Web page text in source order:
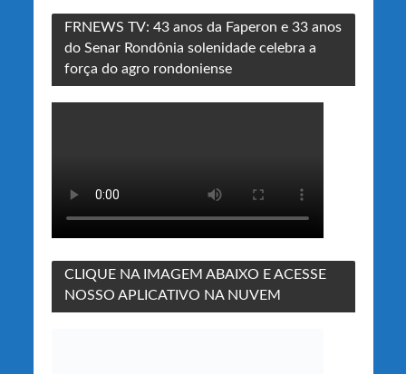
FRNEWS TV: 43 anos da Faperon e 33 anos
do Senar Rondônia solenidade celebra a
força do agro rondoniense
CLIQUE NA IMAGEM ABAIXO E ACESSE
NOSSO APLICATIVO NA NUVEM